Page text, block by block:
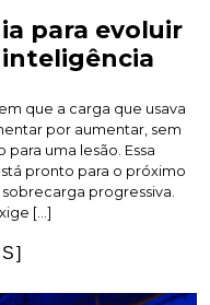
para evoluir
inteligência
que a carga que usava
por aumentar, sem
uma lesão. Essa
pronto para o próximo
progressiva.
[…]